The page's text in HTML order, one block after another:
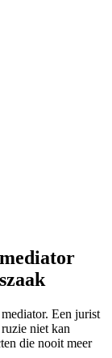
Een jurist
niet kan
die nooit meer